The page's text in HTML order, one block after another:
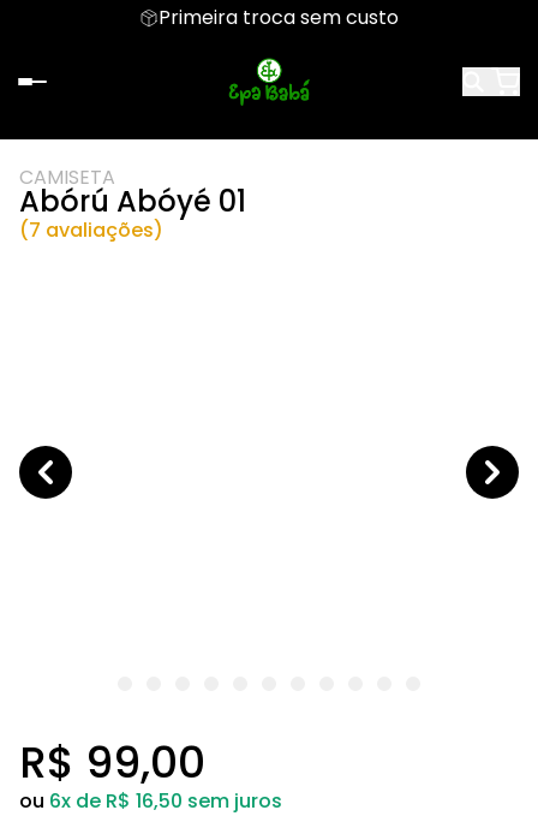
Primeira troca sem custo
CAMISETA
Abórú Abóyé 01
(7 avaliações)
R$ 99,00
ou 6x de R$ 16,50 sem juros